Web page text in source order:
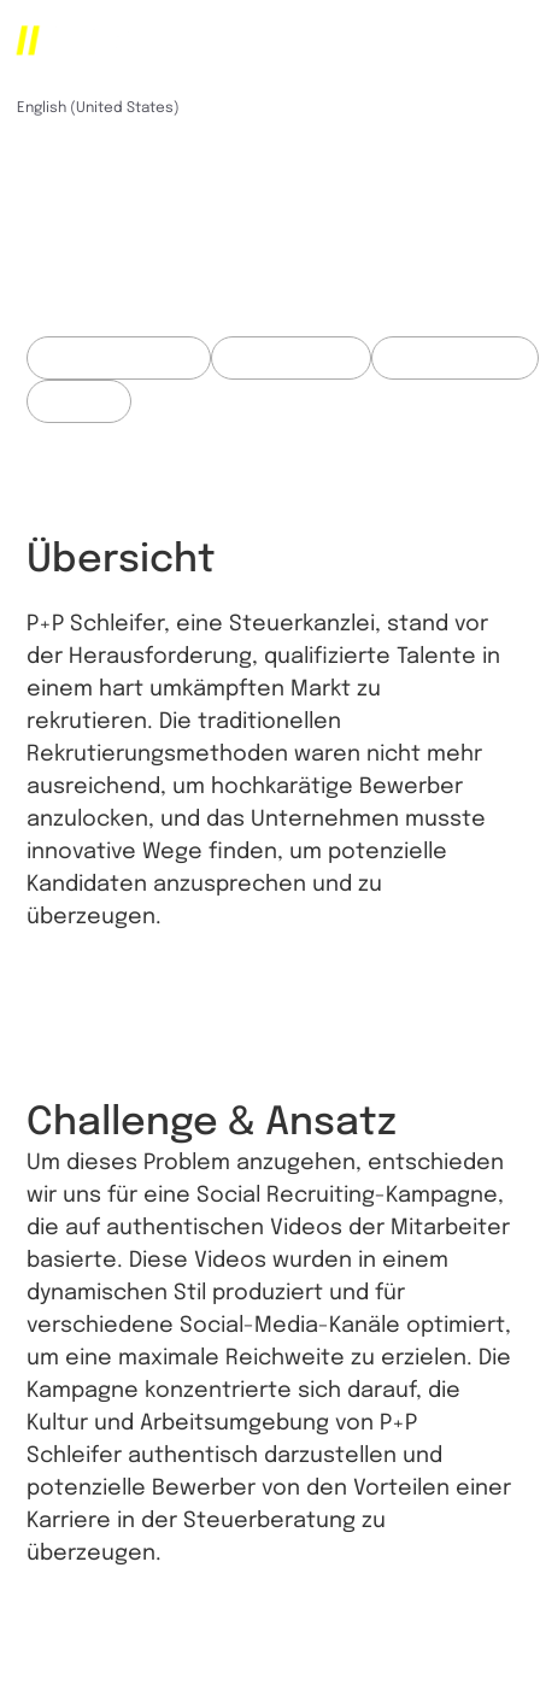
English (United States)
Übersicht
P+P Schleifer, eine Steuerkanzlei, stand vor
der Herausforderung, qualifizierte Talente in
einem hart umkämpften Markt zu
rekrutieren. Die traditionellen
Rekrutierungsmethoden waren nicht mehr
ausreichend, um hochkarätige Bewerber
anzulocken, und das Unternehmen musste
innovative Wege finden, um potenzielle
Kandidaten anzusprechen und zu
überzeugen.
Challenge & Ansatz
Um dieses Problem anzugehen, entschieden
wir uns für eine Social Recruiting-Kampagne,
die auf authentischen Videos der Mitarbeiter
basierte. Diese Videos wurden in einem
dynamischen Stil produziert und für
verschiedene Social-Media-Kanäle optimiert,
um eine maximale Reichweite zu erzielen. Die
Kampagne konzentrierte sich darauf, die
Kultur und Arbeitsumgebung von P+P
Schleifer authentisch darzustellen und
potenzielle Bewerber von den Vorteilen einer
Karriere in der Steuerberatung zu
überzeugen.